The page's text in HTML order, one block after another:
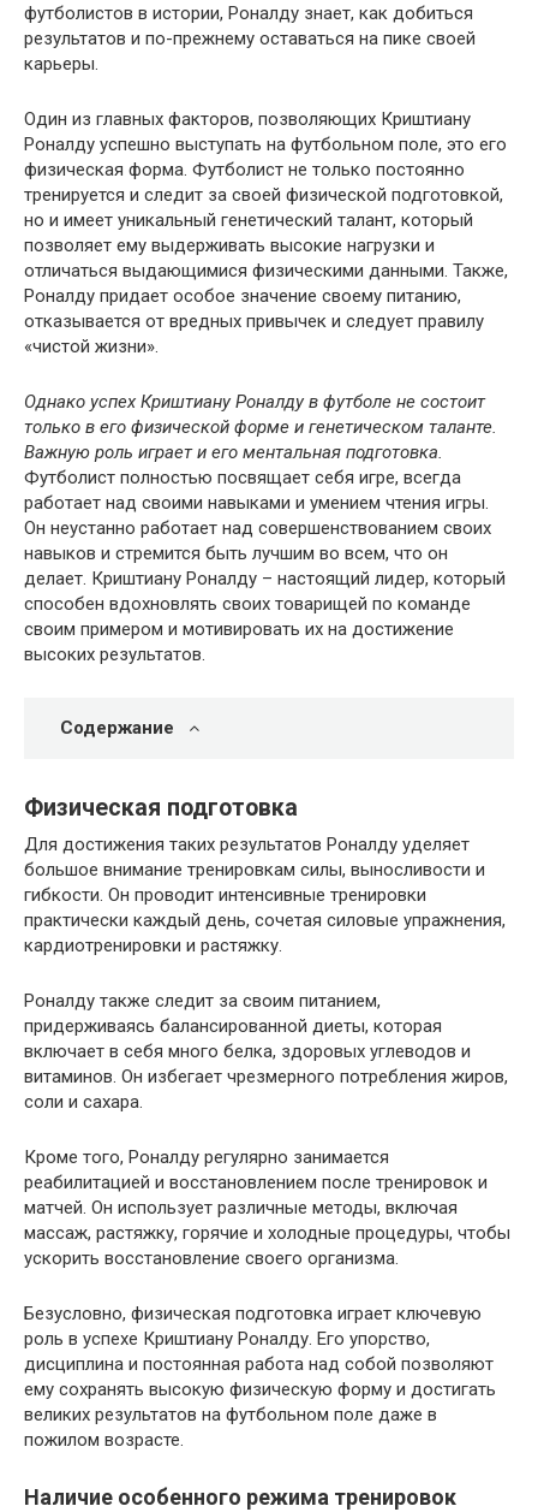
футболистов в истории, Роналду знает, как добиться
результатов и по-прежнему оставаться на пике своей
карьеры.
Один из главных факторов, позволяющих Криштиану
Роналду успешно выступать на футбольном поле, это его
физическая форма. Футболист не только постоянно
тренируется и следит за своей физической подготовкой,
но и имеет уникальный генетический талант, который
позволяет ему выдерживать высокие нагрузки и
отличаться выдающимися физическими данными. Также,
Роналду придает особое значение своему питанию,
отказывается от вредных привычек и следует правилу
«чистой жизни».
Однако успех Криштиану Роналду в футболе не состоит
только в его физической форме и генетическом таланте.
Важную роль играет и его ментальная подготовка.
Футболист полностью посвящает себя игре, всегда
работает над своими навыками и умением чтения игры.
Он неустанно работает над совершенствованием своих
навыков и стремится быть лучшим во всем, что он
делает. Криштиану Роналду – настоящий лидер, который
способен вдохновлять своих товарищей по команде
своим примером и мотивировать их на достижение
высоких результатов.
Содержание
Физическая подготовка
Для достижения таких результатов Роналду уделяет
большое внимание тренировкам силы, выносливости и
гибкости. Он проводит интенсивные тренировки
практически каждый день, сочетая силовые упражнения,
кардиотренировки и растяжку.
Роналду также следит за своим питанием,
придерживаясь балансированной диеты, которая
включает в себя много белка, здоровых углеводов и
витаминов. Он избегает чрезмерного потребления жиров,
соли и сахара.
Кроме того, Роналду регулярно занимается
реабилитацией и восстановлением после тренировок и
матчей. Он использует различные методы, включая
массаж, растяжку, горячие и холодные процедуры, чтобы
ускорить восстановление своего организма.
Безусловно, физическая подготовка играет ключевую
роль в успехе Криштиану Роналду. Его упорство,
дисциплина и постоянная работа над собой позволяют
ему сохранять высокую физическую форму и достигать
великих результатов на футбольном поле даже в
пожилом возрасте.
Наличие особенного режима тренировок